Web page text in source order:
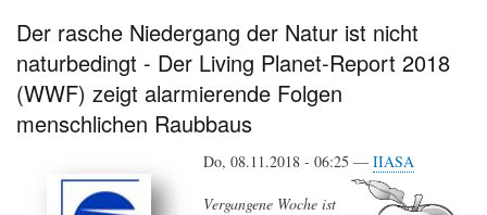
-
den
Negativtrend
umkehren
Der rasche Niedergang der Natur ist nicht
naturbedingt - Der Living Planet-Report 2018
(WWF) zeigt alarmierende Folgen
menschlichen Raubbaus
Do, 08.11.2018 - 06:25 — IIASA
Vergangene Woche ist